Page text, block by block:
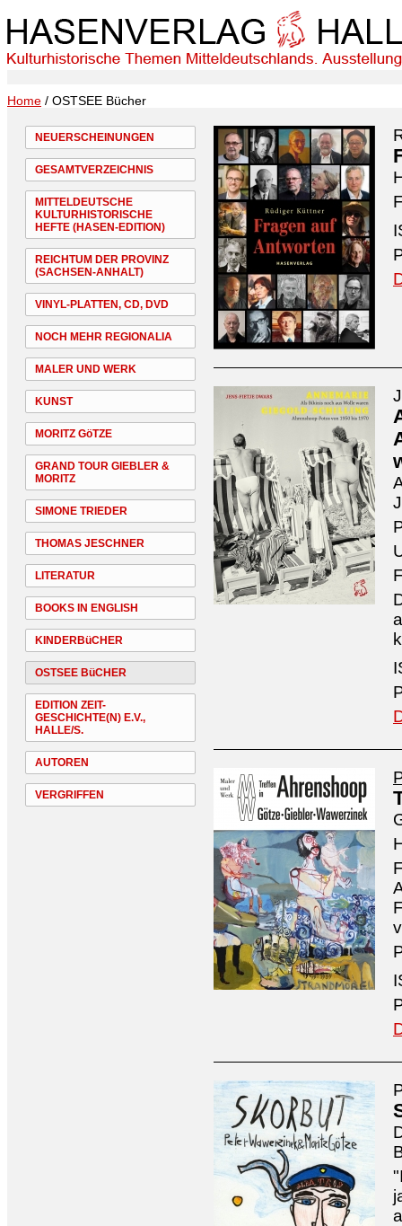
Home / OSTSEE Bücher
NEUERSCHEINUNGEN
GESAMTVERZEICHNIS
MITTELDEUTSCHE
KULTURHISTORISCHE
HEFTE (HASEN-EDITION)
REICHTUM DER PROVINZ
(SACHSEN-ANHALT)
VINYL-PLATTEN, CD, DVD
NOCH MEHR REGIONALIA
MALER UND WERK
KUNST
MORITZ GöTZE
GRAND TOUR GIEBLER &
MORITZ
SIMONE TRIEDER
THOMAS JESCHNER
LITERATUR
BOOKS IN ENGLISH
KINDERBüCHER
OSTSEE BüCHER
EDITION ZEIT-
GESCHICHTE(N) E.V.,
HALLE/S.
AUTOREN
VERGRIFFEN